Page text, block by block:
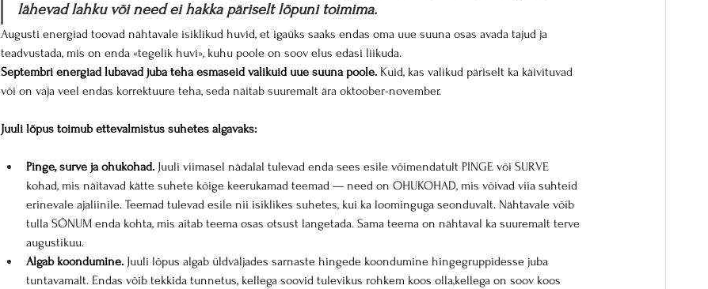
lähevad lahku või need ei hakka päriselt lõpuni toimima.
Augusti energiad toovad nähtavale isiklikud huvid, et igaüks saaks endas oma uue suuna osas avada tajud ja
teadvustada, mis on enda «tegelik huvi», kuhu poole on soov elus edasi liikuda.
Septembri energiad lubavad juba teha esmaseid valikuid uue suuna poole. Kuid, kas valikud päriselt ka käivituvad
või on vaja veel endas korrektuure teha, seda näitab suuremalt ära oktoober-november.
Juuli lõpus toimub ettevalmistus suhetes algavaks:
Pinge, surve ja ohukohad. Juuli viimasel nädalal tulevad enda sees esile võimendatult PINGE või SURVE
kohad, mis näitavad kätte suhete kõige keerukamad teemad — need on OHUKOHAD, mis võivad viia suhteid
erinevale ajaliinile. Teemad tulevad esile nii isiklikes suhetes, kui ka loominguga seonduvalt. Nähtavale võib
tulla SÕNUM enda kohta, mis aitab teema osas otsust langetada. Sama teema on nähtaval ka suuremalt terve
augustikuu.
Algab koondumine. Juuli lõpus algab üldväljades sarnaste hingede koondumine hingegruppidesse juba
tuntavamalt. Endas võib tekkida tunnetus, kellega soovid tulevikus rohkem koos olla,kellega on soov koos